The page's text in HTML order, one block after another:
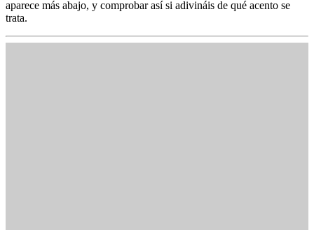
aparece más abajo, y comprobar así si adivináis de qué acento se
trata.